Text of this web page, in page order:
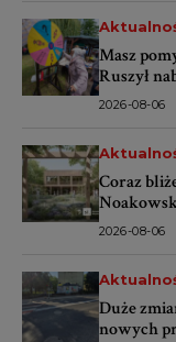
Masz
Ruszył
2026-08-06
Coraz
ponad 16
2026-08-06
Duże
nowych